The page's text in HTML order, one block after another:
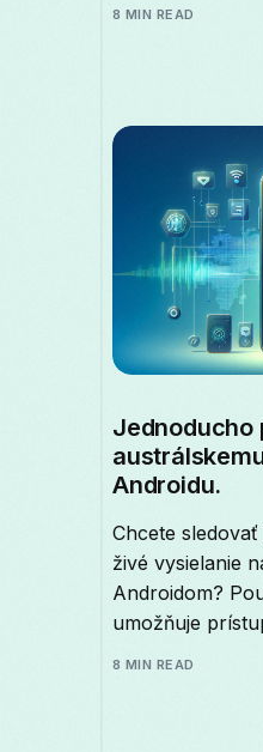
8 MIN READ
Jednoducho
Androidu.
Chcete
živé vysielanie
Androidom?
umožňuje
8 MIN READ